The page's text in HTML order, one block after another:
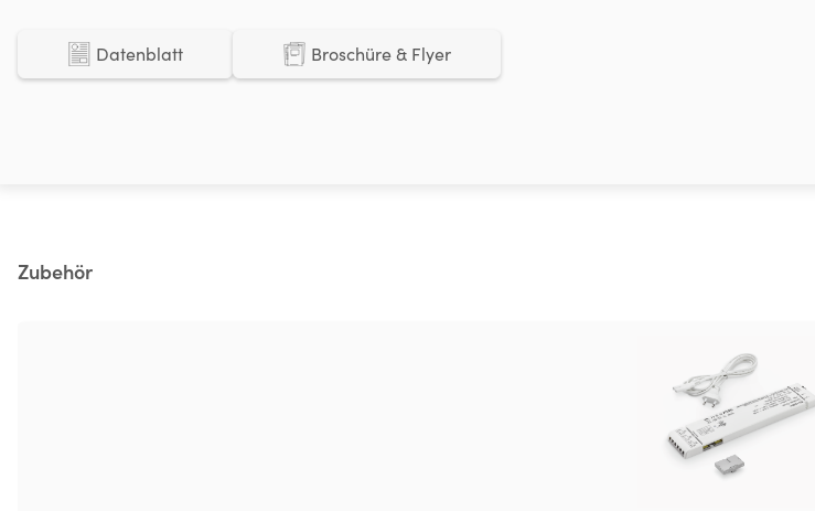
Datenblatt Broschüre & Flyer
Produktgalerie überspringen
Zubehör